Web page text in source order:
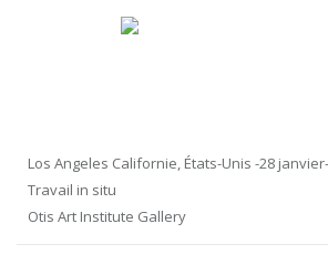
Los Angeles Californie, États-Unis -28
Travail in situ
Otis Art Institute Gallery